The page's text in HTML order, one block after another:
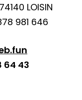
LOISIN
981 646
64 43